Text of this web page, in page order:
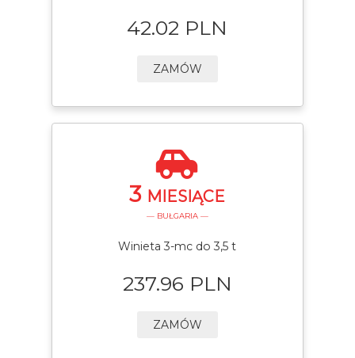
42.02 PLN
ZAMÓW
3 MIESIĄCE
— BUŁGARIA —
Winieta 3-mc do 3,5 t
237.96 PLN
ZAMÓW